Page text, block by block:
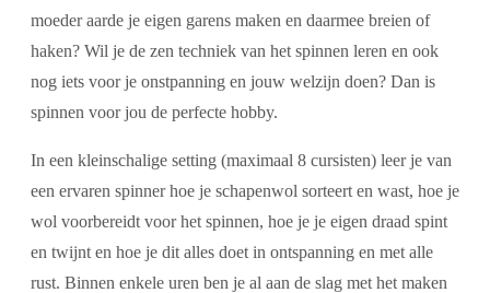
moeder aarde je eigen garens maken en daarmee breien of
haken? Wil je de zen techniek van het spinnen leren en ook
nog iets voor je onstpanning en jouw welzijn doen? Dan is
spinnen voor jou de perfecte hobby.
In een kleinschalige setting (maximaal 8 cursisten) leer je van
een ervaren spinner hoe je schapenwol sorteert en wast, hoe je
wol voorbereidt voor het spinnen, hoe je je eigen draad spint
en twijnt en hoe je dit alles doet in ontspanning en met alle
rust. Binnen enkele uren ben je al aan de slag met het maken